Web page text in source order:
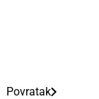
Povratak